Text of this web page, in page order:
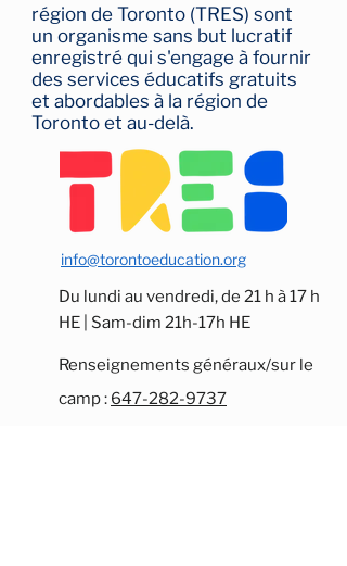
région de Toronto (TRES) sont
un organisme sans but lucratif
enregistré qui s'engage à fournir
des services éducatifs gratuits
et abordables à la région de
Toronto et au-delà.
info@torontoeducation.org
Du lundi au vendredi, de 21 h à 17 h
HE | Sam-dim 21h-17h HE
Renseignements généraux/sur le
camp : 647-282-9737